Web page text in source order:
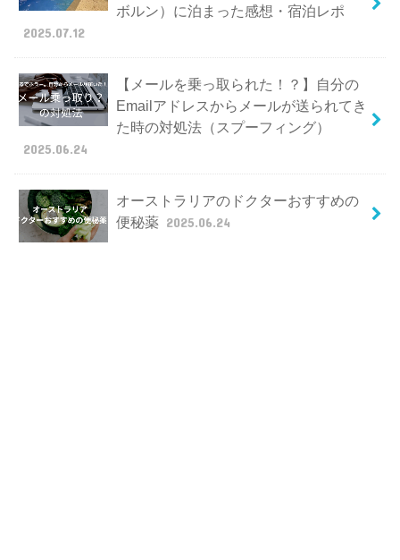
ボルン）に泊まった感想・宿泊レポ
2025.07.12
【メールを乗っ取られた！？】自分の
Emailアドレスからメールが送られてき
た時の対処法（スプーフィング）
2025.06.24
オーストラリアのドクターおすすめの
便秘薬 2025.06.24